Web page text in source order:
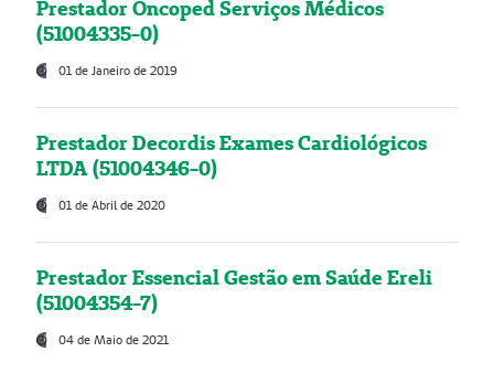
Prestador Oncoped Serviços Médicos
(51004335-0)
01 de Janeiro de 2019
Prestador Decordis Exames Cardiológicos
LTDA (51004346-0)
01 de Abril de 2020
Prestador Essencial Gestão em Saúde Ereli
(51004354-7)
04 de Maio de 2021